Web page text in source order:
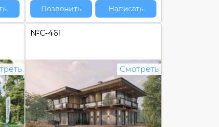
Позвонить Написать
№С-461
Смотреть